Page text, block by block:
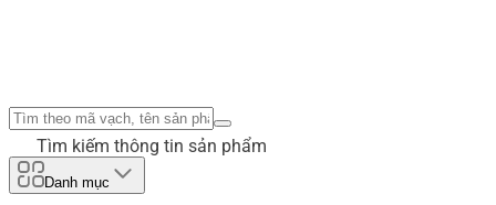
Tìm kiếm thông tin sản phẩm
Danh mục